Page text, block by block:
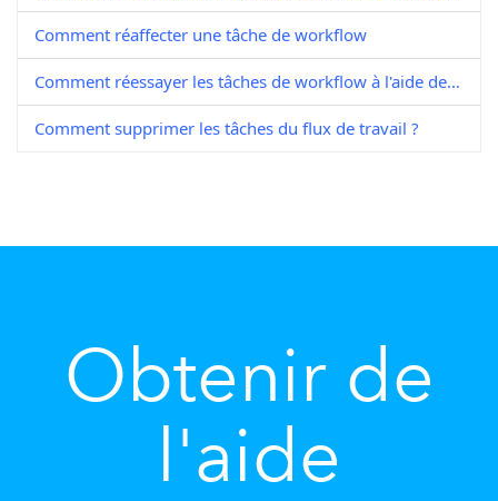
Comment réaffecter une tâche de workflow
Comment réessayer les tâches de workflow à l'aide de l'outil Workflow Management Studio ?
Comment supprimer les tâches du flux de travail ?
Obtenir de
l'aide